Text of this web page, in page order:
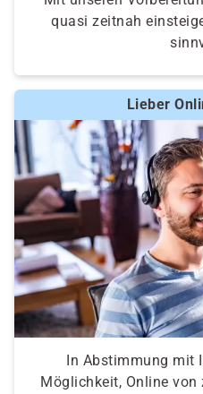
quasi zeitnah
Lieber
In Abstimmung mit
Möglichkeit, Online von